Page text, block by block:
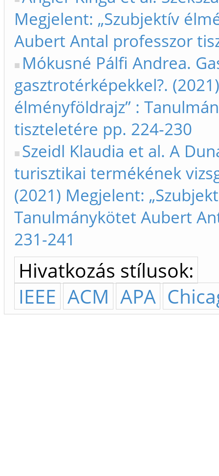
Megjelent: „Szubjektív
Aubert Antal professzor
Mókusné Pálfi Andrea.
gasztrotérképekkel?.
élményföldrajz” :
tiszteletére pp. 224-230
Szeidl Klaudia et al. A
turisztikai termékének
(2021) Megjelent:
Tanulmánykötet Aubert
231-241
Hivatkozás stílusok:
IEEE ACM APA